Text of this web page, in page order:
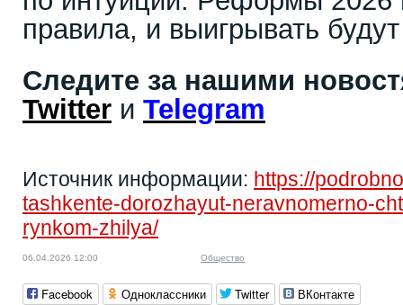
правила, и выигрывать
Следите за нашими
Twitter и Telegram
Источник информации: https://
tashkente-dorozhayut-neravnomerno-
rynkom-zhilya/
06.04.2026 12:00 Общество
Facebook Одноклассники Twitter ВКонтакте